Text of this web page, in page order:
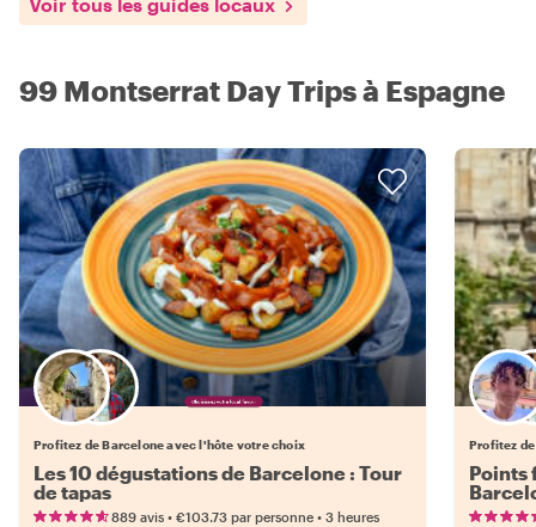
99 Montserrat Day Trips à Espagne
Choisissez votre local favori
Profitez de Barcelone avec l'hôte votre choix
Les 10 dégustations de Barcelone : Tour
de tapas
889 avis • €103.73 par personne • 3 heures
Profitez
Points